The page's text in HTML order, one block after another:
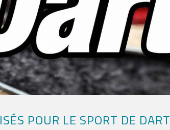
POUR LE SPORT DE DART